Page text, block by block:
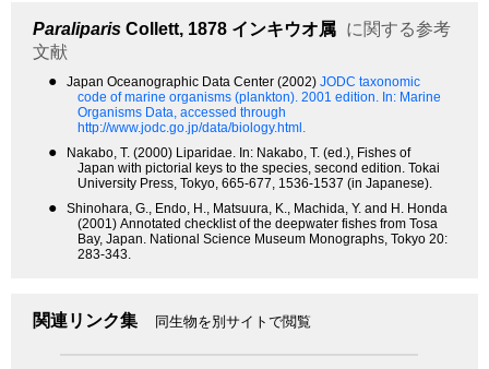
Paraliparis Collett, 1878 インキウオ属 に関する参考
文献
● Japan Oceanographic Data Center (2002) JODC taxonomic
code of marine organisms (plankton). 2001 edition. In: Marine
Organisms Data, accessed through
http://www.jodc.go.jp/data/biology.html.
●
Nakabo, T. (2000) Liparidae. In: Nakabo, T. (ed.), Fishes of
Japan with pictorial keys to the species, second edition. Tokai
University Press, Tokyo, 665-677, 1536-1537 (in Japanese).
●
Shinohara, G., Endo, H., Matsuura, K., Machida, Y. and H. Honda
(2001) Annotated checklist of the deepwater fishes from Tosa
Bay, Japan. National Science Museum Monographs, Tokyo 20:
283-343.
関連リンク集 同生物を別サイトで閲覧